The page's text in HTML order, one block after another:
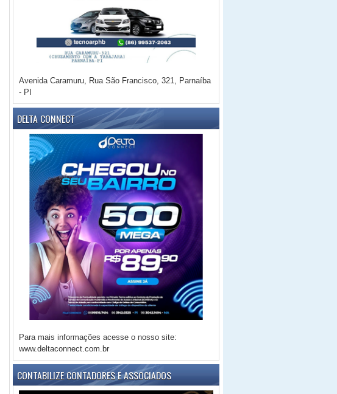
Avenida Caramuru, Rua São Francisco, 321, Parnaíba
- PI
DELTA CONNECT
Para mais informações acesse o nosso site:
www.deltaconnect.com.br
CONTABILIZE CONTADORES E ASSOCIADOS